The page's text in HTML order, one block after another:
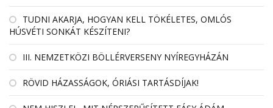
TUDNI AKARJA, HOGYAN KELL TÖKÉLETES, OMLÓS
HÚSVÉTI SONKÁT KÉSZÍTENI?
III. NEMZETKÖZI BÖLLÉRVERSENY NYÍREGYHÁZÁN
RÖVID HÁZASSÁGOK, ÓRIÁSI TARTÁSDÍJAK!